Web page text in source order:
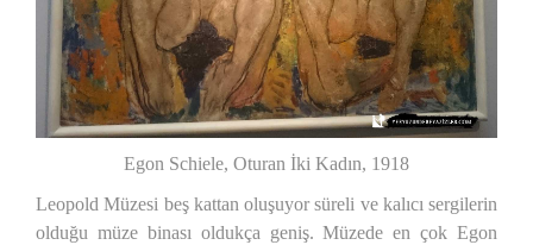
Egon Schiele, Oturan İki Kadın, 1918
Leopold Müzesi beş kattan oluşuyor süreli ve kalıcı sergilerin
olduğu müze binası oldukça geniş. Müzede en çok Egon